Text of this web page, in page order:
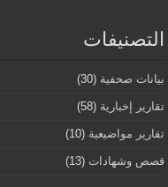
التصنيفات
بيانات صحفية (30)
تقارير إخبارية (58)
تقارير مواضيعية (10)
قصص وشهادات (13)